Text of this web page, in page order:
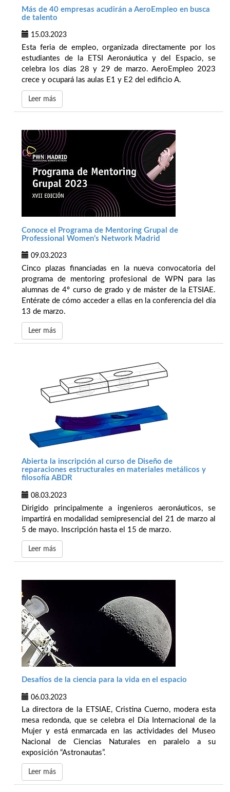
Más de 40 empresas acudirán a AeroEmpleo en busca
de talento
15.03.2023
Esta feria de empleo, organizada directamente por los
estudiantes de la ETSI Aeronáutica y del Espacio, se
celebra los días 28 y 29 de marzo. AeroEmpleo 2023
crece y ocupará las aulas E1 y E2 del edificio A.
Leer más
Conoce el Programa de Mentoring Grupal de
Professional Women’s Network Madrid
09.03.2023
Cinco plazas financiadas en la nueva convocatoria del
programa de mentoring profesional de WPN para las
alumnas de 4º curso de grado y de máster de la ETSIAE.
Entérate de cómo acceder a ellas en la conferencia del día
13 de marzo.
Leer más
Abierta la inscripción al curso de Diseño de
reparaciones estructurales en materiales metálicos y
filosofía ABDR
08.03.2023
Dirigido principalmente a ingenieros aeronáuticos, se
impartirá en modalidad semipresencial del 21 de marzo al
5 de mayo. Inscripción hasta el 15 de marzo.
Leer más
Desafíos de la ciencia para la vida en el espacio
06.03.2023
La directora de la ETSIAE, Cristina Cuerno, modera esta
mesa redonda, que se celebra el Día Internacional de la
Mujer y está enmarcada en las actividades del Museo
Nacional de Ciencias Naturales en paralelo a su
exposición “Astronautas”.
Leer más